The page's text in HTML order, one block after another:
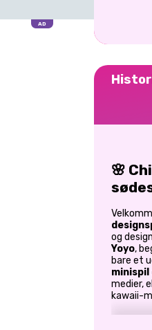
🌸
og
Yoyo,
bare et
medier,
kawaii-